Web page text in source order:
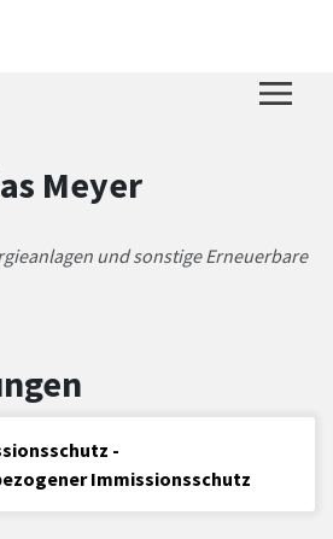
Meyer
und sonstige Erneuerbare
-
Immissionsschutz